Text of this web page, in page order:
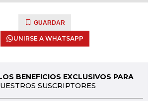
GUARDAR
UNIRSE A WHATSAPP
BENEFICIOS EXCLUSIVOS PARA
SUSCRIPTORES